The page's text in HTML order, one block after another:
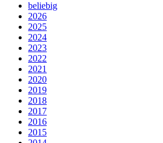
beliebig
2026
2025
2024
2023
2022
2021
2020
2019
2018
2017
2016
2015